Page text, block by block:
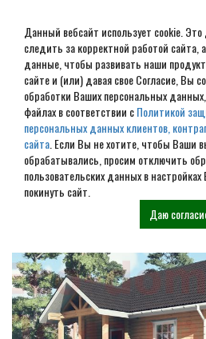
Данный вебсайт использует cookie.
следить за корректной работой сайта,
данные, чтобы развивать наши
сайте и (или) давая свое Согласие, Вы
обработки Ваших персональных
файлах в соответствии сПолитикой
персональных данных клиентов,
сайта . Если Вы не хотите, чтобы
обрабатывались, просим отключить
пользовательских данных в настройках
покинуть сайт.
Даю
Строительство
усадку в Лесном
Наши проекты